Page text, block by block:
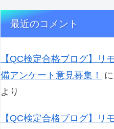
最近のコメント
【QC検定合格ブログ】リ
備アンケート意見募集！
に
より
【QC検定合格ブログ】リ